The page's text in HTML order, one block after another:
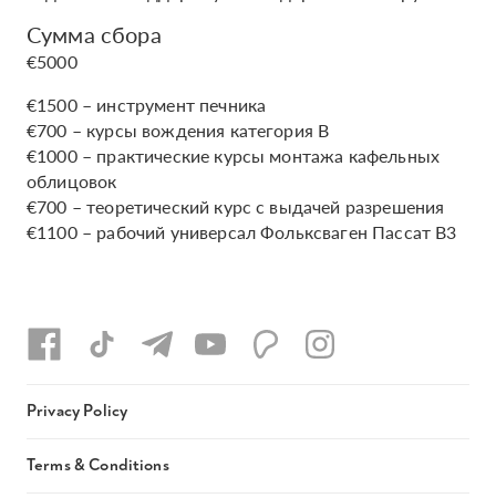
Сумма сбора
€5000
€1500 – инструмент печника
€700 – курсы вождения категория B
€1000 – практические курсы монтажа кафельных
облицовок
€700 – теоретический курс с выдачей разрешения
€1100 – рабочий универсал Фольксваген Пассат B3
Privacy Policy
Terms & Conditions